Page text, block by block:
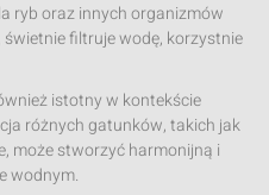
ryb oraz innych organizmów
filtruje wodę, korzystnie
istotny w kontekście
różnych gatunków, takich jak
może stworzyć harmonijną i
wodnym.